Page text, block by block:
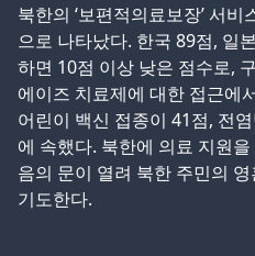
북한의 ‘보편적의료보장’ 서
으로 나타났다. 한국 89점, 일
하면 10점 이상 낮은 점수로,
에이즈 치료제에 대한 접근에
어린이 백신 접종이 41점, 전
에 속했다. 북한에 의료 지원
음의 문이 열려 북한 주민의
기도한다.